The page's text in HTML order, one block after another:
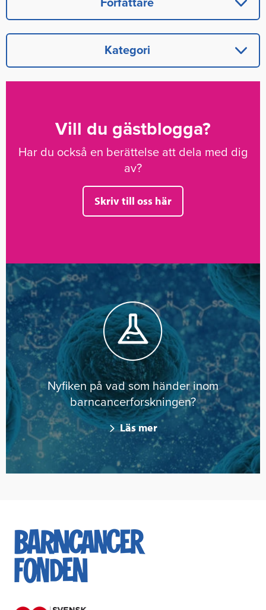
Kategori
Vill du gästblogga?
Har du också en berättelse att dela med dig
av?
Skriv till oss här
Nyfiken på vad som händer inom
barncancerforskningen?
Läs mer